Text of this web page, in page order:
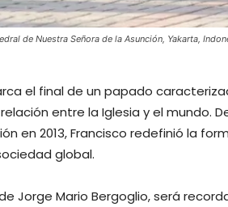
de Nuestra Señora de la Asunción, Yakarta,
el final de un papado
entre la Iglesia y el mundo.
en 2013, Francisco redefinió la
global.
Jorge Mario Bergoglio, será